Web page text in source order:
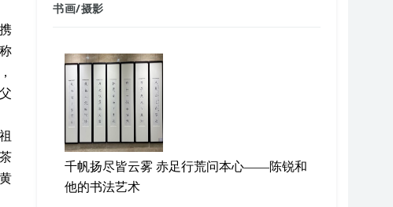
书画/摄影
千帆扬尽皆云雾 赤足行荒问本心——陈锐和
他的书法艺术